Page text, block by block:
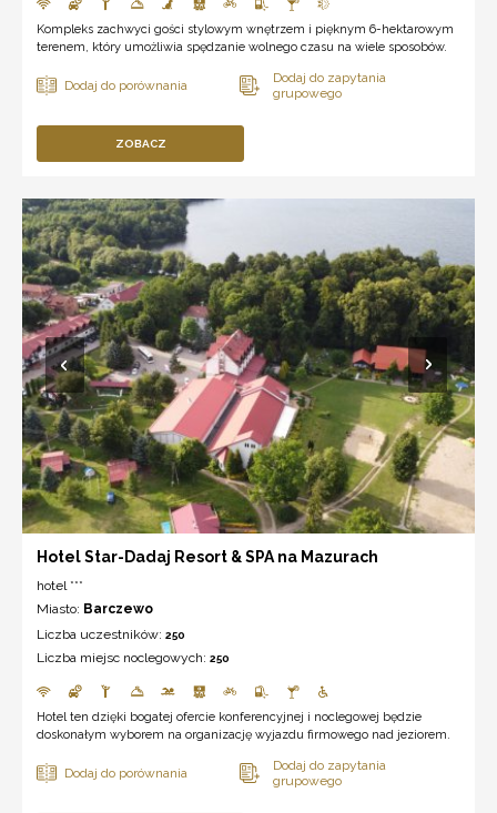
Kompleks zachwyci gości stylowym wnętrzem i pięknym 6-hektarowym
terenem, który umożliwia spędzanie wolnego czasu na wiele sposobów.
ZOBACZ
Hotel Star-Dadaj Resort & SPA na Mazurach
hotel ***
Miasto: Barczewo
Liczba uczestników: 250
Liczba miejsc noclegowych: 250
Hotel ten dzięki bogatej ofercie konferencyjnej i noclegowej będzie
doskonałym wyborem na organizację wyjazdu firmowego nad jeziorem.